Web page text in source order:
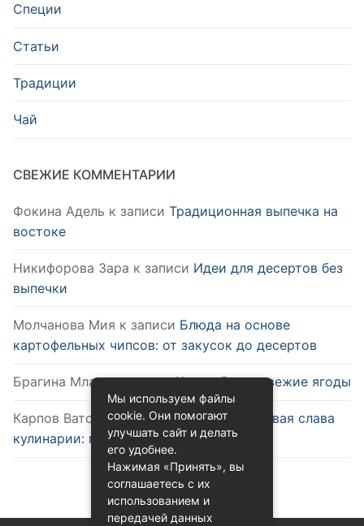
Специи
Статьи
Традиции
Чай
СВЕЖИЕ КОММЕНТАРИИ
Фокина Адель к записи Традиционная выпечка на
востоке
Никифорова Зара к записи Идеи для десертов без
выпечки
Молчанова Мия к записи Блюда на основе
картофельных чипсов: от закусок до десертов
Брагина Младак записиКак выбрать свежие ягоды
Карпов Ватславк записиУдобство и новая слава
кулинарии: микроволновка
Мы используем файлы
cookie. Они помогают
улучшать сайт и делать
его удобнее.
Нажимая «Принять», вы
соглашаетесь с их
использованием и
передачей данных